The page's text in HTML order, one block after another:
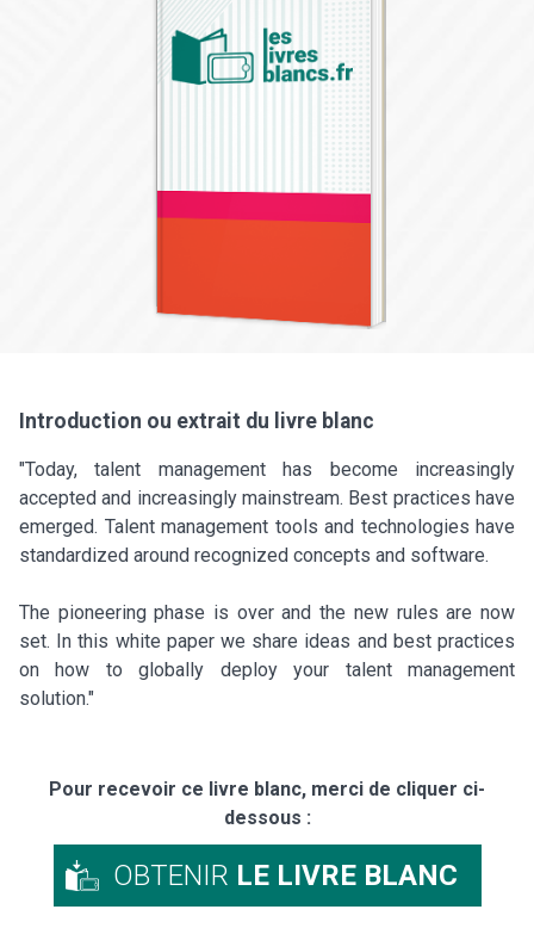
Introduction ou extrait du livre blanc
"Today, talent management has become increasingly
accepted and increasingly mainstream. Best practices have
emerged. Talent management tools and technologies have
standardized around recognized concepts and software.
The pioneering phase is over and the new rules are now
set. In this white paper we share ideas and best practices
on how to globally deploy your talent management
solution."
Pour recevoir ce livre blanc, merci de cliquer ci-
dessous :
OBTENIR LE LIVRE BLANC